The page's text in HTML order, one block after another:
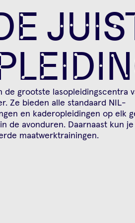
de grootste lasopleidingscentra
Ze bieden alle standaard NIL-
en kaderopleidingen op elk
de avonduren. Daarnaast kun
maatwerktrainingen.